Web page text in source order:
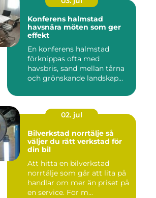
Konferens halmstad
havsnära möten som ger
effekt
En konferens halmstad
förknippas ofta med
havsbris, sand mellan tårna
och grönskande landskap
02. jul
Bilverkstad norrtälje så
väljer du rätt verkstad för
din bil
Att hitta en bilverkstad
norrtälje som går att lita på
handlar om mer än priset på
en service. För m...